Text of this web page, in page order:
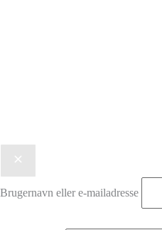
Brugernavn eller e-mailadresse